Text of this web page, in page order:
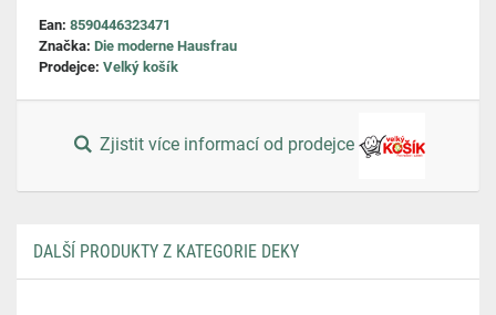
Ean: 8590446323471
Značka: Die moderne Hausfrau
Prodejce: Velký košík
Zjistit více informací od prodejce
DALŠÍ PRODUKTY Z KATEGORIE DEKY